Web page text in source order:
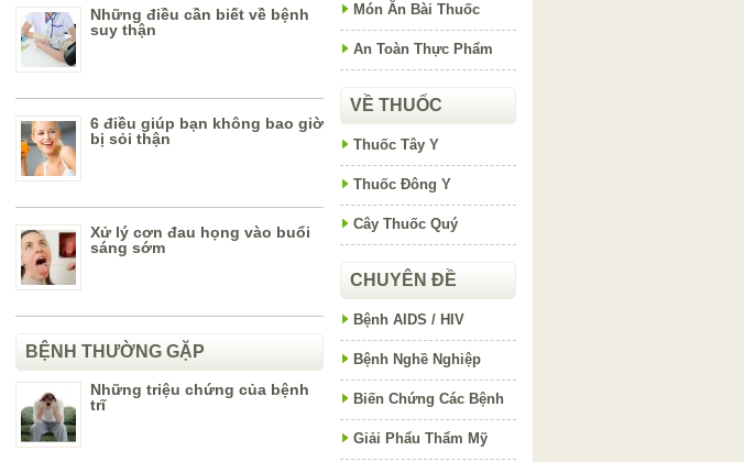
Những điều cần biết về bệnh
suy thận
6 điều giúp bạn không bao giờ
bị sỏi thận
Xử lý cơn đau họng vào buổi
sáng sớm
BỆNH THƯỜNG GẶP
Những triệu chứng của bệnh
trĩ
Món Ăn Bài Thuốc
An Toàn Thực Phẩm
VỀ THUỐC
Thuốc Tây Y
Thuốc Đông Y
Cây Thuốc Quý
CHUYÊN ĐỀ
Bệnh AIDS / HIV
Bệnh Nghề Nghiệp
Biến Chứng Các Bệnh
Giải Phẩu Thẩm Mỹ